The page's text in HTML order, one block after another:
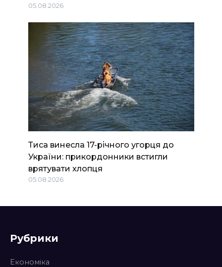
05.08.2026
Тиса винесла 17-річного угорця до
України: прикордонники встигли
врятувати хлопця
05.08.2026
Рубрики
Економіка